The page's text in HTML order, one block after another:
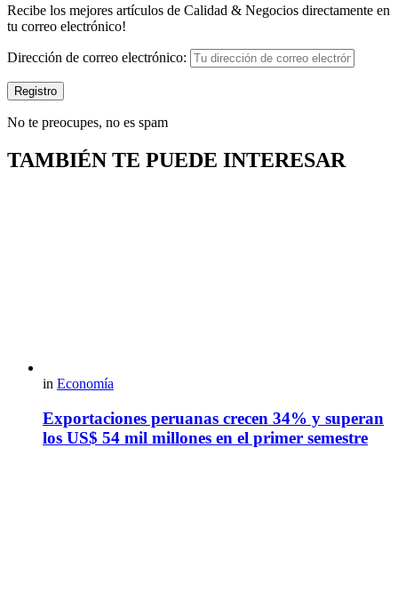
Recibe los mejores artículos de Calidad & Negocios directamente en
tu correo electrónico!
Dirección de correo electrónico:
No te preocupes, no es spam
TAMBIÉN TE PUEDE INTERESAR
in Economía
Exportaciones peruanas crecen 34% y superan
los US$ 54 mil millones en el primer semestre